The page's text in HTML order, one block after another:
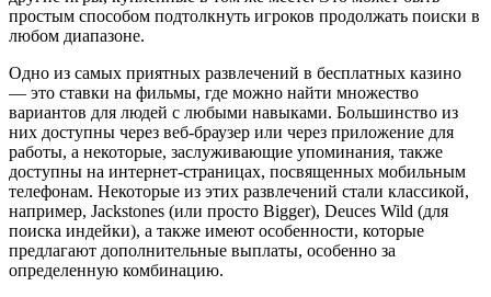
простым способом подтолкнуть игроков продолжать поиски в
любом диапазоне.
Одно из самых приятных развлечений в бесплатных казино
— это ставки на фильмы, где можно найти множество
вариантов для людей с любыми навыками. Большинство из
них доступны через веб-браузер или через приложение для
работы, а некоторые, заслуживающие упоминания, также
доступны на интернет-страницах, посвященных мобильным
телефонам. Некоторые из этих развлечений стали классикой,
например, Jackstones (или просто Bigger), Deuces Wild (для
поиска индейки), а также имеют особенности, которые
предлагают дополнительные выплаты, особенно за
определенную комбинацию.